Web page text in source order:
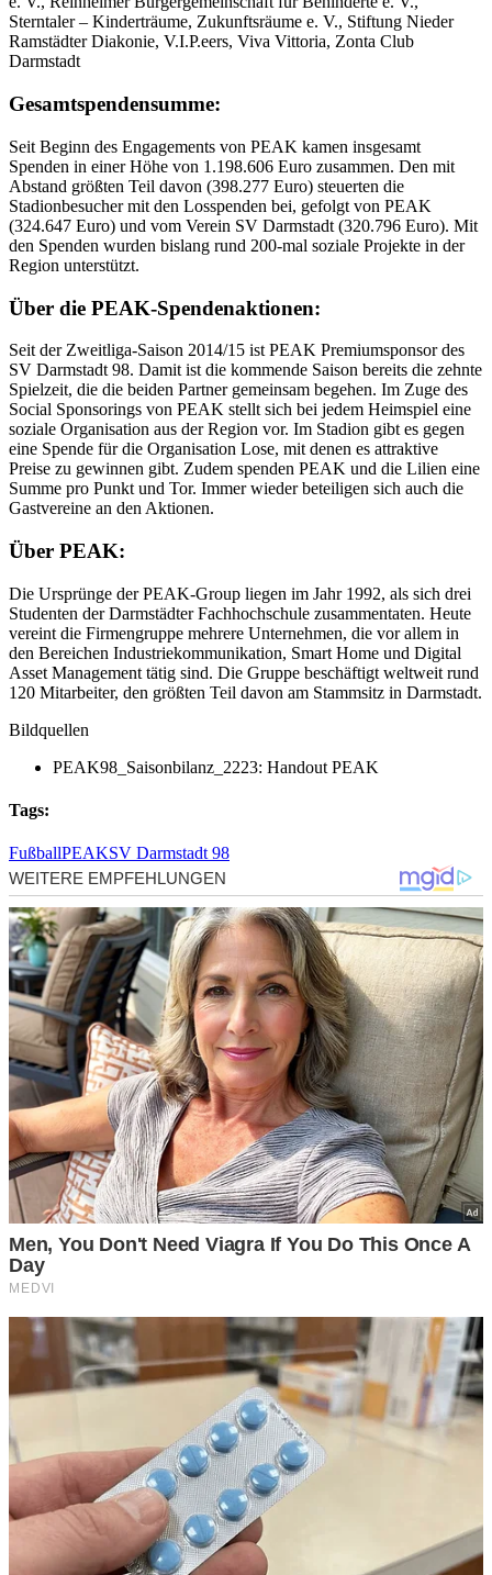
Sterntaler – Kinderträume, Zukunftsräume e. V., Stiftung Nieder
Ramstädter Diakonie, V.I.P.eers, Viva Vittoria, Zonta Club
Darmstadt
Gesamtspendensumme:
Seit Beginn des Engagements von PEAK kamen insgesamt
Spenden in einer Höhe von 1.198.606 Euro zusammen. Den mit
Abstand größten Teil davon (398.277 Euro) steuerten die
Stadionbesucher mit den Losspenden bei, gefolgt von PEAK
(324.647 Euro) und vom Verein SV Darmstadt (320.796 Euro). Mit
den Spenden wurden bislang rund 200-mal soziale Projekte in der
Region unterstützt.
Über die PEAK-Spendenaktionen:
Seit der Zweitliga-Saison 2014/15 ist PEAK Premiumsponsor des
SV Darmstadt 98. Damit ist die kommende Saison bereits die zehnte
Spielzeit, die die beiden Partner gemeinsam begehen. Im Zuge des
Social Sponsorings von PEAK stellt sich bei jedem Heimspiel eine
soziale Organisation aus der Region vor. Im Stadion gibt es gegen
eine Spende für die Organisation Lose, mit denen es attraktive
Preise zu gewinnen gibt. Zudem spenden PEAK und die Lilien eine
Summe pro Punkt und Tor. Immer wieder beteiligen sich auch die
Gastvereine an den Aktionen.
Über PEAK:
Die Ursprünge der PEAK-Group liegen im Jahr 1992, als sich drei
Studenten der Darmstädter Fachhochschule zusammentaten. Heute
vereint die Firmengruppe mehrere Unternehmen, die vor allem in
den Bereichen Industriekommunikation, Smart Home und Digital
Asset Management tätig sind. Die Gruppe beschäftigt weltweit rund
120 Mitarbeiter, den größten Teil davon am Stammsitz in Darmstadt.
Bildquellen
PEAK98_Saisonbilanz_2223: Handout PEAK
Tags:
FußballPEAKSV Darmstadt 98